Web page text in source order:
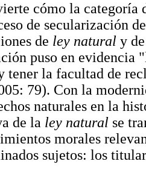
cómo la categoría
de secularización
de ley natural y
puso en evidencia
tener la facultad de
79). Con la
naturales en la
de la ley natural se
morales
sujetos: los